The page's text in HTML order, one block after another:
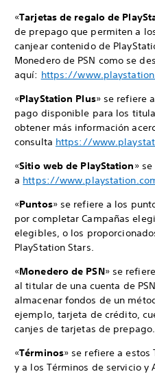
«Tarjetas de regalo de
de prepago que permiten a
canjear contenido de
Monedero de PSN como se
aquí: https://
«PlayStation Plus» se refiere
pago disponible para los
obtener más información
consulta https://
«Sitio web de PlayStation»
a https://
«Puntos» se refiere a los
por completar Campañas
elegibles, o los
PlayStation Stars.
«Monedero de PSN» se
al titular de una cuenta de
almacenar fondos de un
ejemplo, tarjeta de crédito,
canjes de tarjetas de prepago.
«Términos» se refiere a estos
y a los Términos de servicio y